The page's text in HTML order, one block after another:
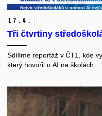
17. 4.
Tři čtvrtiny
Sdílíme reportáž v ČT1, kde
který hovořil o AI na školách.